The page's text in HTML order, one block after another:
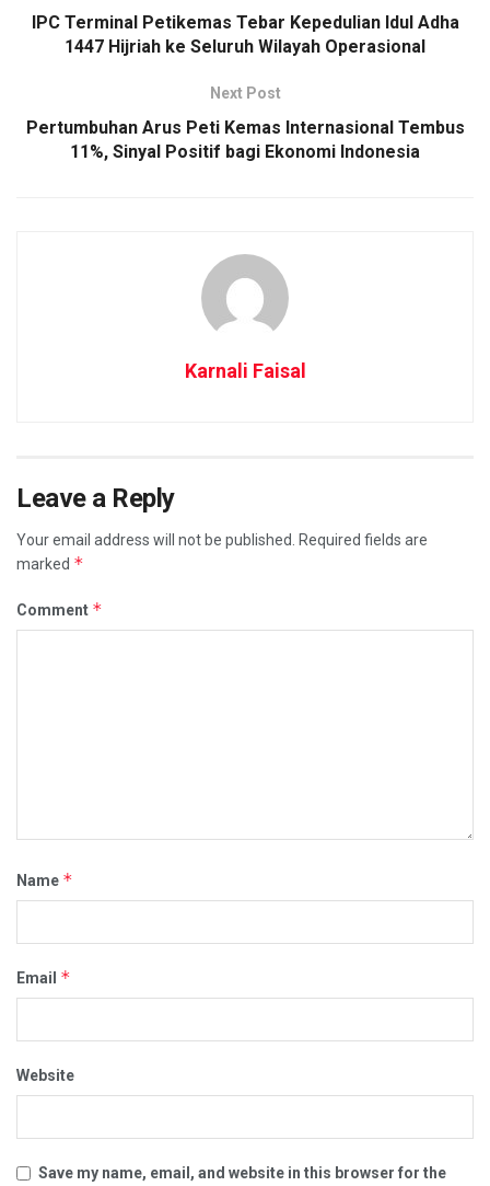
IPC Terminal Petikemas Tebar Kepedulian Idul Adha
1447 Hijriah ke Seluruh Wilayah Operasional
Next Post
Pertumbuhan Arus Peti Kemas Internasional Tembus
11%, Sinyal Positif bagi Ekonomi Indonesia
Karnali Faisal
Leave a Reply
Your email address will not be published.
Required fields are
marked *
Comment *
Name *
Email *
Website
Save my name, email, and website in this browser for the